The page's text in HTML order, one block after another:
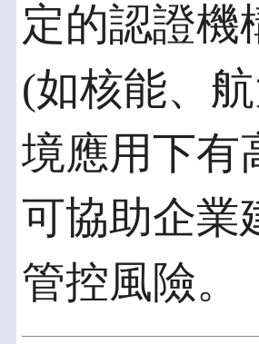
定的認證機
(如核能、
境應用下有
可協助企業
管控風險。